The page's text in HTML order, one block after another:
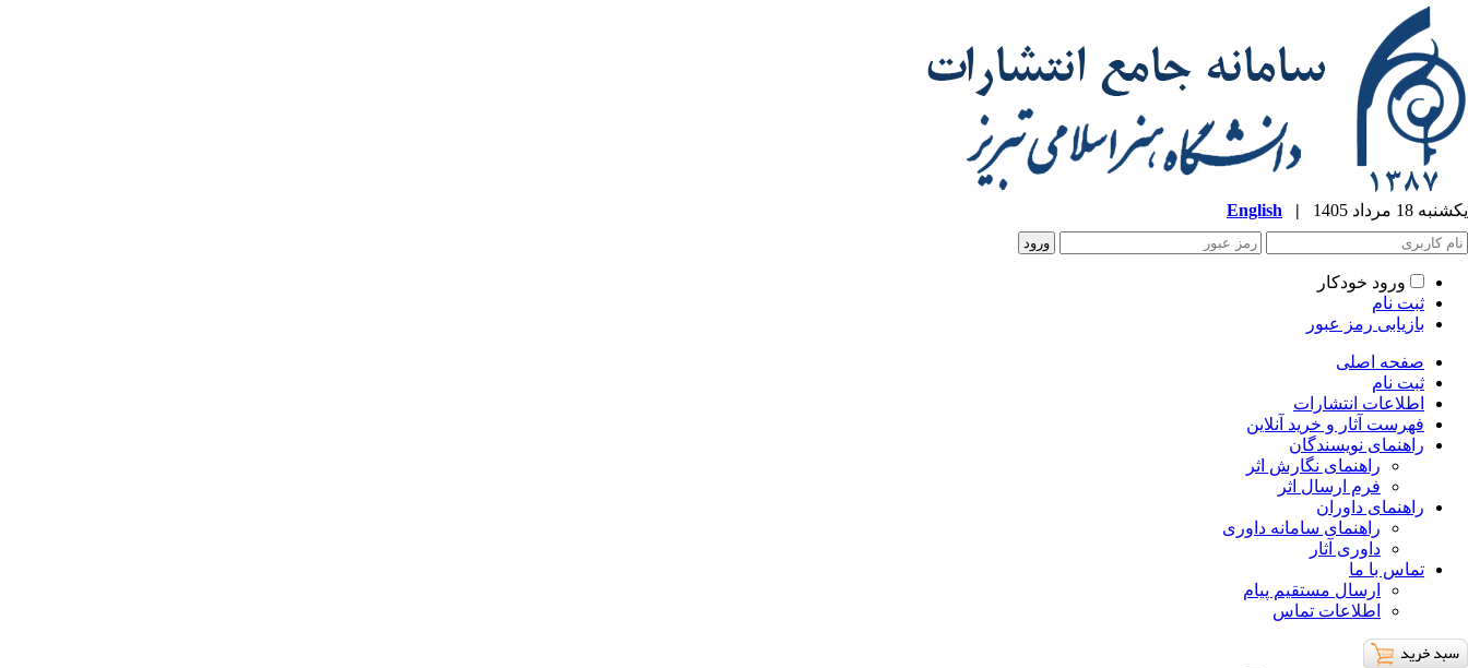
یکشنبه 18 مرداد 1405 |
English
ورود خودکار
ثبت نام
بازیابی رمز عبور
صفحه اصلی
ثبت نام
اطلاعات انتشارات
فهرست آثار و خرید آنلاین
راهنمای نویسندگان
راهنمای نگارش اثر
فرم ارسال اثر
راهنمای داوران
راهنمای سامانه داوری
داوری آثار
تماس با ما
ارسال مستقیم پیام
اطلاعات تماس